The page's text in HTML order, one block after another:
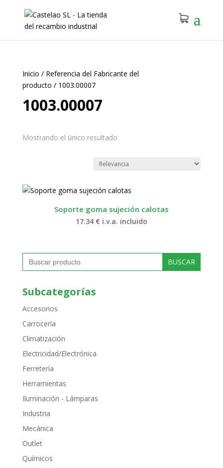
Inicio / Referencia del Fabricante del
producto / 1003.00007
1003.00007
Mostrando el único resultado
Soporte goma sujeción calotas
17.34 € i.v.a. incluido
Buscar:
Subcategorías
Accesorios
Carrocería
Climatización
Electricidad/Electrónica
Ferretería
Herramientas
Iluminación - Lámparas
Industria
Mecánica
Outlet
Químicos